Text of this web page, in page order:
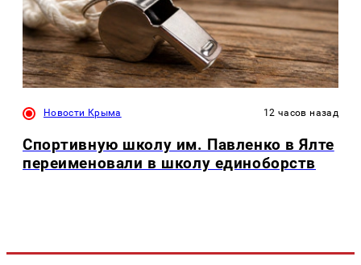
Новости Крыма 12 часов назад
Спортивную школу им. Павленко в Ялте
переименовали в школу единоборств